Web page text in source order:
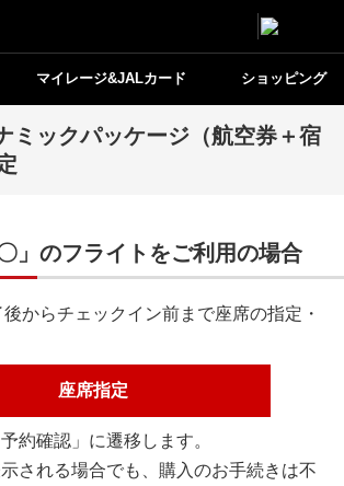
マイレージ&JALカード ショッピング
ミックパッケージ（航空券＋宿
」のフライトをご利用の場合
からチェックイン前まで座席の指定・
座席指定
約確認」に遷移します。
される場合でも、購入のお手続きは不